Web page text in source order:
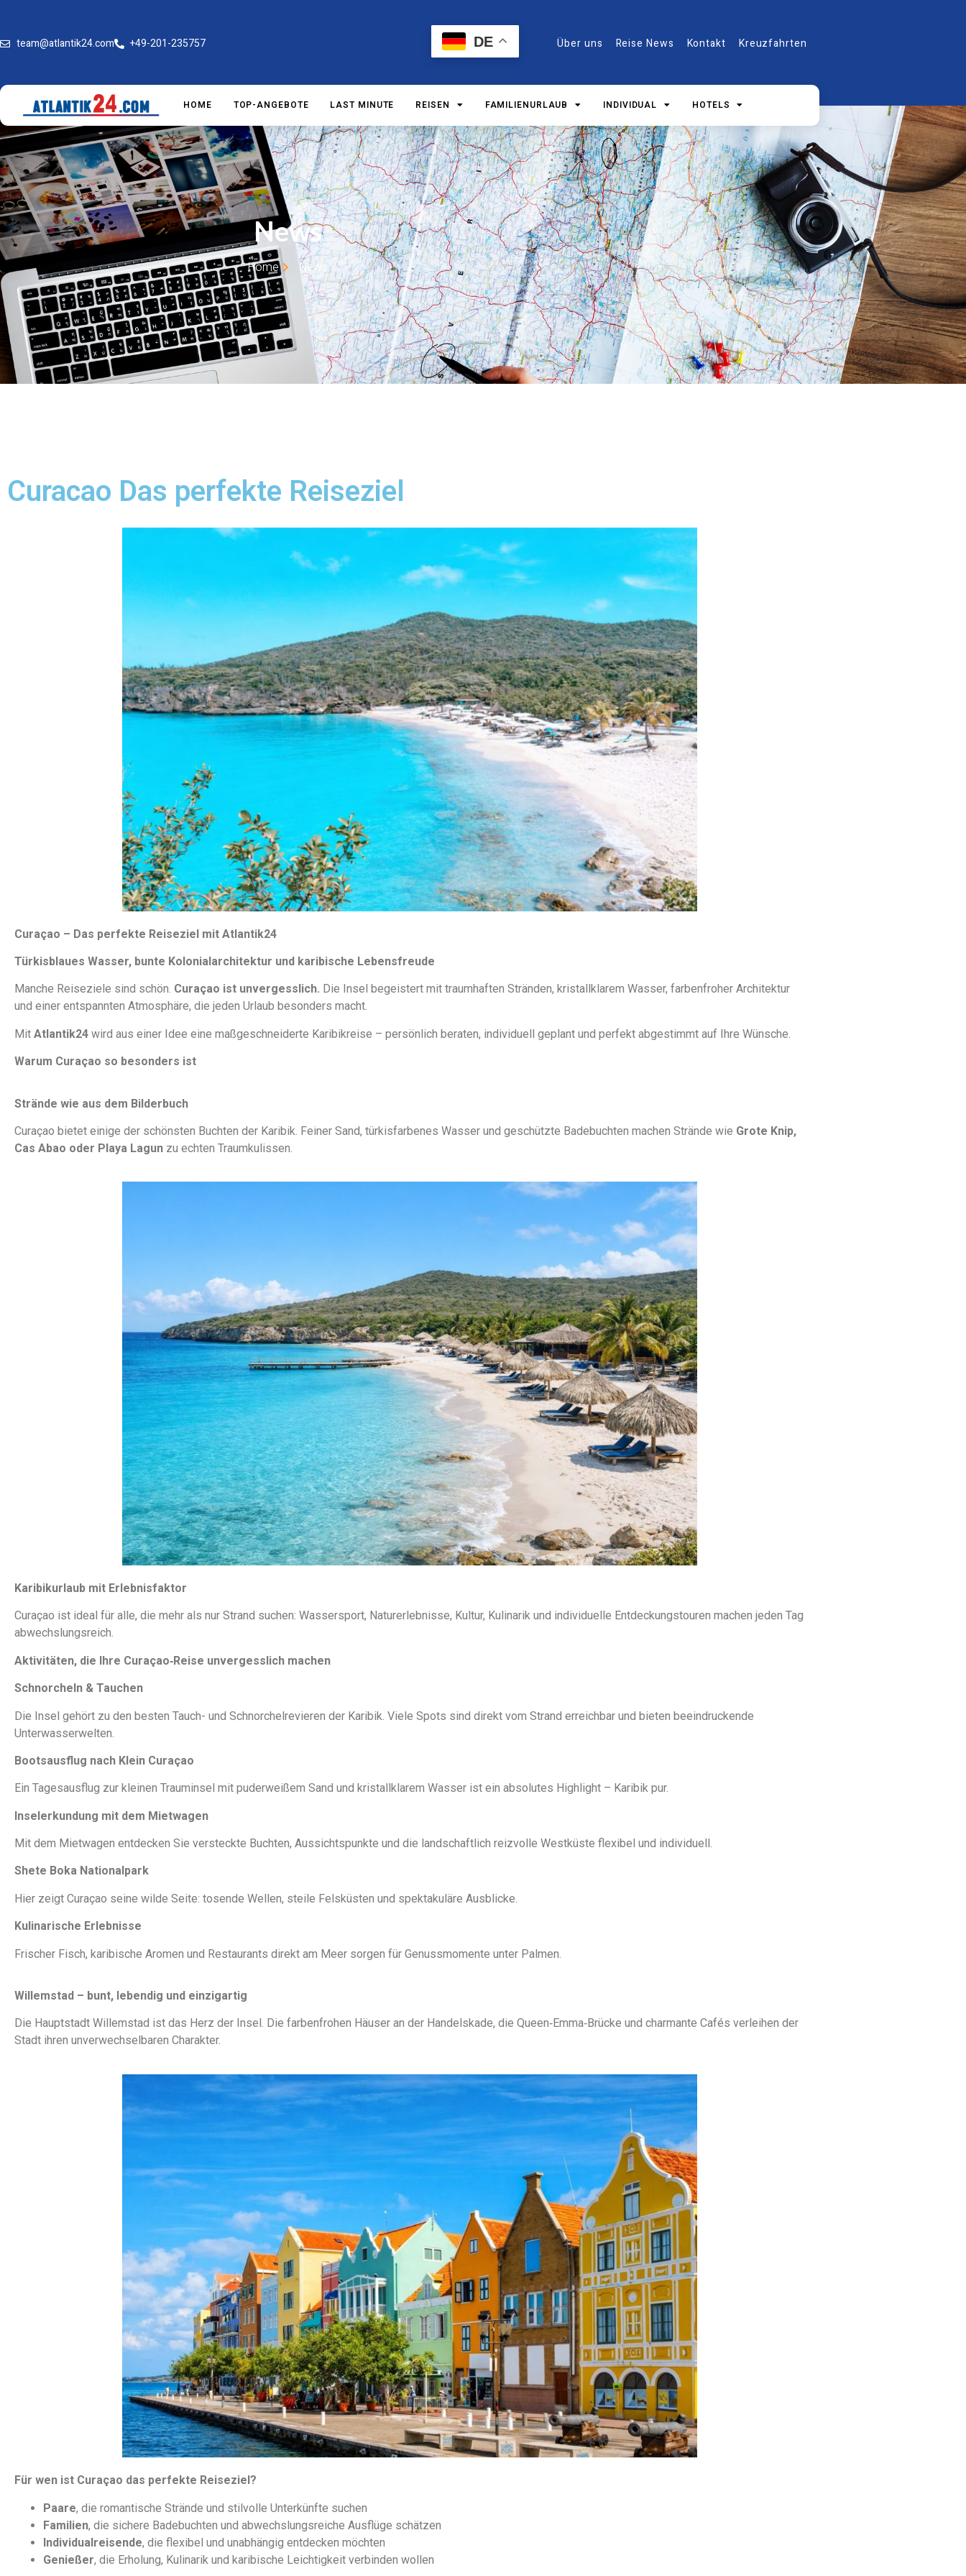
team@atlantik24.com +49-201-235757 DE Über uns Reise News Kontakt Kreuzfahrten
HOME TOP-ANGEBOTE LAST MINUTE REISEN FAMILIENURLAUB INDIVIDUAL HOTELS
News
Home News
Curacao Das perfekte Reiseziel
Curaçao – Das perfekte Reiseziel mit Atlantik24
Türkisblaues Wasser, bunte Kolonialarchitektur und karibische Lebensfreude
Manche Reiseziele sind schön. Curaçao ist unvergesslich. Die Insel begeistert mit traumhaften Stränden, kristallklarem Wasser, farbenfroher Architektur
und einer entspannten Atmosphäre, die jeden Urlaub besonders macht.
Mit Atlantik24 wird aus einer Idee eine maßgeschneiderte Karibikreise – persönlich beraten, individuell geplant und perfekt abgestimmt auf Ihre Wünsche.
Warum Curaçao so besonders ist
Strände wie aus dem Bilderbuch
Curaçao bietet einige der schönsten Buchten der Karibik. Feiner Sand, türkisfarbenes Wasser und geschützte Badebuchten machen Strände wie Grote Knip,
Cas Abao oder Playa Lagun zu echten Traumkulissen.
Karibikurlaub mit Erlebnisfaktor
Curaçao ist ideal für alle, die mehr als nur Strand suchen: Wassersport, Naturerlebnisse, Kultur, Kulinarik und individuelle Entdeckungstouren machen jeden Tag
abwechslungsreich.
Aktivitäten, die Ihre Curaçao‑Reise unvergesslich machen
Schnorcheln & Tauchen
Die Insel gehört zu den besten Tauch- und Schnorchelrevieren der Karibik. Viele Spots sind direkt vom Strand erreichbar und bieten beeindruckende
Unterwasserwelten.
Bootsausflug nach Klein Curaçao
Ein Tagesausflug zur kleinen Trauminsel mit puderweißem Sand und kristallklarem Wasser ist ein absolutes Highlight – Karibik pur.
Inselerkundung mit dem Mietwagen
Mit dem Mietwagen entdecken Sie versteckte Buchten, Aussichtspunkte und die landschaftlich reizvolle Westküste flexibel und individuell.
Shete Boka Nationalpark
Hier zeigt Curaçao seine wilde Seite: tosende Wellen, steile Felsküsten und spektakuläre Ausblicke.
Kulinarische Erlebnisse
Frischer Fisch, karibische Aromen und Restaurants direkt am Meer sorgen für Genussmomente unter Palmen.
Willemstad – bunt, lebendig und einzigartig
Die Hauptstadt Willemstad ist das Herz der Insel. Die farbenfrohen Häuser an der Handelskade, die Queen‑Emma‑Brücke und charmante Cafés verleihen der
Stadt ihren unverwechselbaren Charakter.
Für wen ist Curaçao das perfekte Reiseziel?
Paare, die romantische Strände und stilvolle Unterkünfte suchen
Familien, die sichere Badebuchten und abwechslungsreiche Ausflüge schätzen
Individualreisende, die flexibel und unabhängig entdecken möchten
Genießer, die Erholung, Kulinarik und karibische Leichtigkeit verbinden wollen